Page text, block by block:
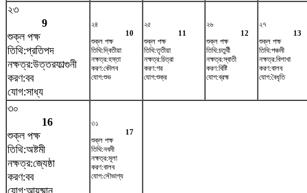
২৩
9
শুক্ল পক্ষ
তিথি:প্রতিপদ
নক্ষত্র:উত্তরফাল্গুনী
করণ:বব
যোগ:সাধ্য
২৪
10
শুক্ল পক্ষ
তিথি:দ্বিতীয়া
নক্ষত্র:হস্তা
করণ:কৌলব
যোগ:শুভ
২৫
11
শুক্ল পক্ষ
তিথি:তৃতীয়া
নক্ষত্র:চিত্রা
করণ:গর
যোগ:শুক্র
২৬
12
শুক্ল পক্ষ
তিথি:চতুর্থী
নক্ষত্র:স্বাতী
করণ:বিষ্টি
যোগ:ব্রহ্ম
২৭
13
শুক্ল পক্ষ
তিথি:পঞ্চমী
নক্ষত্র:বিশাখা
করণ:বালব
যোগ:বৈধৃতি
৩০
16
শুক্ল পক্ষ
তিথি:অষ্টমী
নক্ষত্র:জ্যেষ্ঠা
করণ:বব
৩১
17
শুক্ল পক্ষ
তিথি:নবমী
নক্ষত্র:মূলা
করণ:বালব
যোগ:সৌভাগ্য